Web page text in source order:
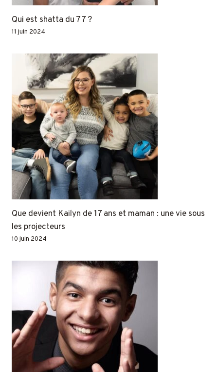
Qui est shatta du 77 ?
11 juin 2024
Que devient Kailyn de 17 ans et maman : une vie sous
les projecteurs
10 juin 2024